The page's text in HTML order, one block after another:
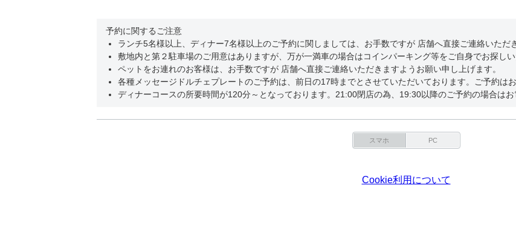
予約に関するご注意
ランチ5名様以上、ディナー7名様以上のご予約に関しましては、お手数ですが 店舗へ直接ご連絡いただ
敷地内と第２駐車場のご用意はありますが、万が一満車の場合はコインパーキング等をご自身でお探し
ペットをお連れのお客様は、お手数ですが 店舗へ直接ご連絡いただきますようお願い申し上げます。
各種メッセージドルチェプレートのご予約は、前日の17時までとさせていただいております。ご予約は
ディナーコースの所要時間が120分～となっております。21:00閉店の為、19:30以降のご予約の場合はお
スマホ PC
Cookie利用について